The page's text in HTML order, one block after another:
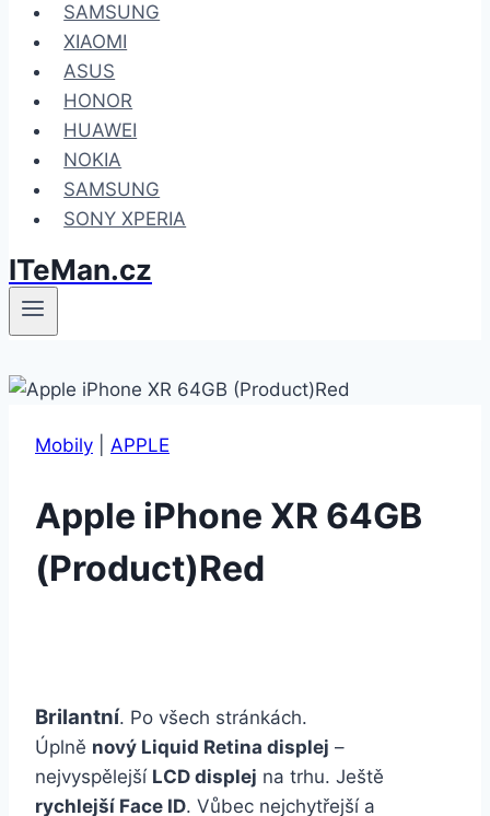
SAMSUNG
XIAOMI
ASUS
HONOR
HUAWEI
NOKIA
SAMSUNG
SONY XPERIA
ITeMan.cz
Mobily APPLE
Apple iPhone XR 64GB
(Product)Red
Brilantní. Po všech stránkách.
Úplně nový Liquid Retina displej –
nejvyspělejší LCD displej na trhu. Ještě
rychlejší Face ID. Vůbec nejchytřejší a